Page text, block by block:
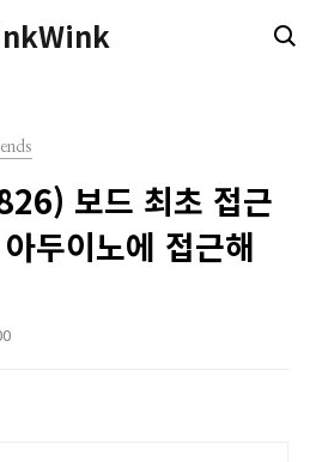
보드 최초 접근
두이노에 접근해